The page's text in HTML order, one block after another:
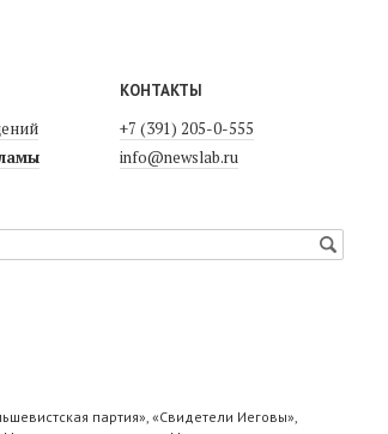
КОНТАКТЫ
+7 (391) 205-0-555
info@newslab.ru
партия», «Свидетели Иеговы»,